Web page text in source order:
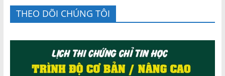
THEO DÕI CHÚNG TÔI